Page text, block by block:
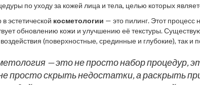
по уходу за кожей лица и тела, целью которых
состояния кожи здесь не ограничивается только
новейшие методы, включая пилинги, мезотерапию и
эстетической косметологии — это пилинг. Этот процесс
обновлению кожи и улучшению её текстуры.
(поверхностные, срединные и глубокие), так и
или лазерный пилинг). Каждый из них имеет свои
вариант для каждого клиента, основываясь на типе
испытавших пилинг, отметили значительное
— это не просто набор процедур,
просто скрыть недостатки, а раскрыть